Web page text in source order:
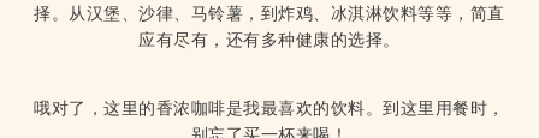
择。从汉堡、沙律、马铃薯，到炸鸡、冰淇淋饮料等等，简直
应有尽有，还有多种健康的选择。
哦对了，这里的香浓咖啡是我最喜欢的饮料。到这里用餐时，